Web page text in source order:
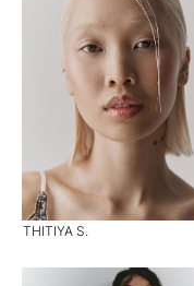
THITIYA S.